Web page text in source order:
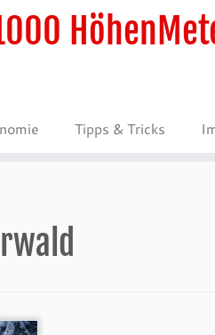
Tipps & Tricks